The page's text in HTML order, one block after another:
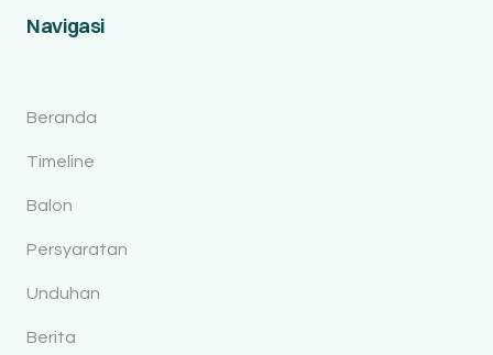
Navigasi
Beranda
Timeline
Balon
Persyaratan
Unduhan
Berita